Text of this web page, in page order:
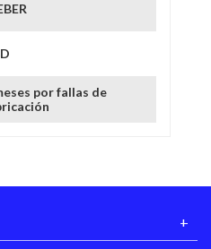
por fallas de